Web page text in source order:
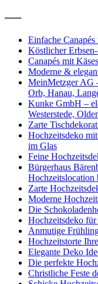
—–
Einfache
Köstlicher
Canapés mit
Moderne &
MeinMetzger AG
Orb, Hanau,
Kunke GmbH –
Westerstede,
Zarte
Hochzeitsdeko
im Glas
Feine
Bürgerhaus
Hochzeitslocation
Zarte
Moderne
Die
Hochzeitsdeko
Anmutige
Hochzeitstorte
Elegante Deko
Die perfekte
Christliche Feste